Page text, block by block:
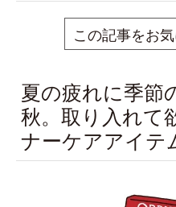
この記事をお
夏の疲れに季節
秋。取り入れて
ナーケアアイテ